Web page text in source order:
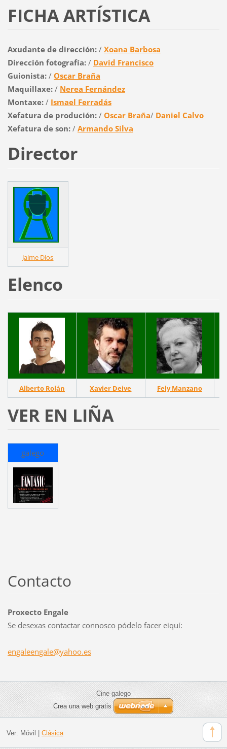
FICHA ARTÍSTICA
Axudante de dirección: / Xoana Barbosa
Dirección fotografía: / David Francisco
Guionista: / Oscar Braña
Maquillaxe: / Nerea Fernández
Montaxe: / Ismael Ferradás
Xefatura de produción: / Oscar Braña/Daniel Calvo
Xefatura de son: / Armando Silva
Director
Jaime Dios
Elenco
Alberto Rolán Xavier Deive Fely Manzano
VER EN LIÑA
galego
Contacto
Proxecto Engale
Se desexas contactar connosco pódelo facer eiquí:
engaleengale@yahoo.es
Cine galego
Crea una web gratis
Ver: Móvil Clásica